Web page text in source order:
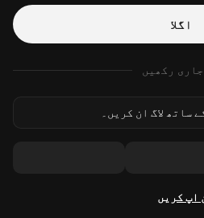
اگلا
رکھیں
ساتھ لاگ ان کریں۔
اپ کریں